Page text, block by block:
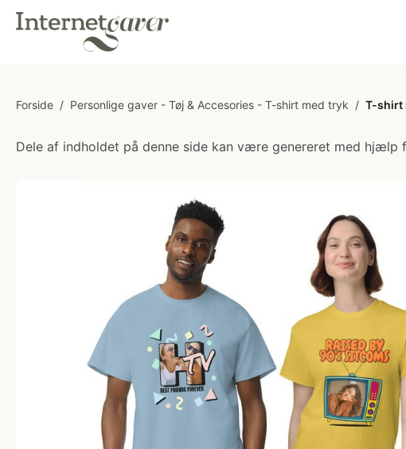
Forside / Personlige gaver - Tøj & Accesories - T-shirt med tryk / T-shirt
Dele af indholdet på denne side kan være genereret med hjælp